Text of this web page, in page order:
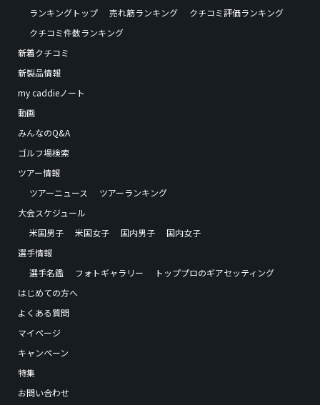
ランキングトップ
売れ筋ランキング
クチコミ評価ランキング
クチコミ件数ランキング
新着クチコミ
新製品情報
my caddieノート
動画
みんなのQ&A
ゴルフ場検索
ツアー情報
ツアーニュース
ツアーランキング
大会スケジュール
米国男子
米国女子 国内男子
国内女子
選手情報
選手名鑑
フォトギャラリー
トッププロのギアセッティング
はじめての方へ
よくある質問
マイページ
キャンペーン
特集
お問い合わせ